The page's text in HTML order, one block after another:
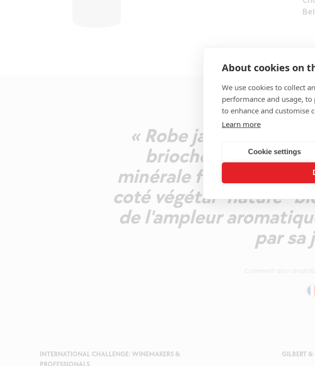
About cookies on
We use cookies to collect
performance and usage,
to enhance and customise
Learn more
Cookie settings
« Robe jaune clair.
brioche, de fruits
minérale fumée. En
coté végétal "nature"
de l'ampleur
par sa
INTERNATIONAL CHALLENGE: WINEMAKERS &
PROFESSIONALS
GILBERT